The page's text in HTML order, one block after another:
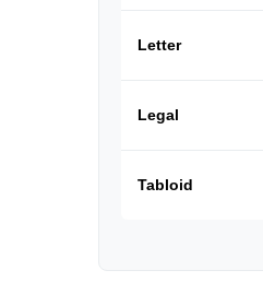
Letter
Legal
Tabloid